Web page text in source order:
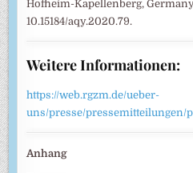
Hofheim-Kapellenberg,
10.15184/aqy.2020.79.
Weitere Informationen:
https://web.rgzm.de/ueber-
uns/presse/pressemitteilungen/
Anhang